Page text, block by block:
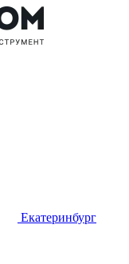
Екатеринбург